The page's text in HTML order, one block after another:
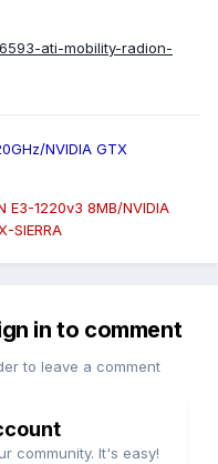
ati-mobility-radion-
NVIDIA GTX
E3-1220v3 8MB/NVIDIA
SIERRA
in to comment
to leave a comment
community. It's easy!